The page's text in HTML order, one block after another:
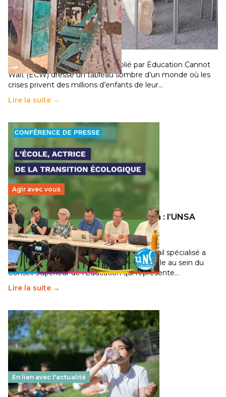
258 millions d’enfants victimes de la guerre, des
chocs climatiques et des déplacements de
population
11 juillet 2026- National
Un nouveau rapport mondial publié par Education Cannot
Wait (ECW) dresse un tableau sombre d’un monde où les
crises privent des millions d’enfants de leur…
Lire la suite →
Agir avec vous
Transition écologique de l’éducation : l’UNSA
Éducation fait bouger les lignes
30 juin 2026-National
Pendant plusieurs mois, un groupe de travail spécialisé a
travaillé sur la transition écologique de l’Ecole au sein du
Conseil Supérieur de l’Éducation qui représente…
Lire la suite →
En lien avec l'actualité